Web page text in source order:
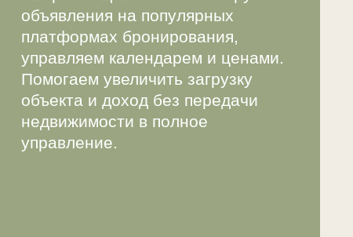
увеличить загрузку
и доход без передачи
в полное